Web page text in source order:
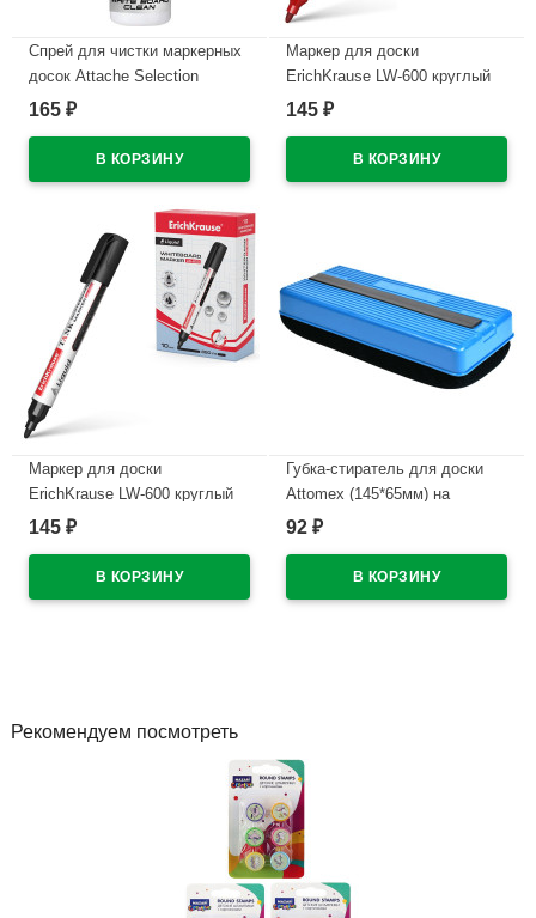
Спрей для чистки маркерных
досок Attache Selection
(250мл) арт.134430
165 ₽
Маркер для доски
ErichKrause LW-600 круглый
2мм красный (жидкие
145 ₽
Маркер для доски
ErichKrause LW-600 круглый
2мм черный (жидкие чернила)
145 ₽
Губка-стиратель для доски
Attomex (145*65мм) на
магните арт.6022302
92 ₽
Рекомендуем посмотреть